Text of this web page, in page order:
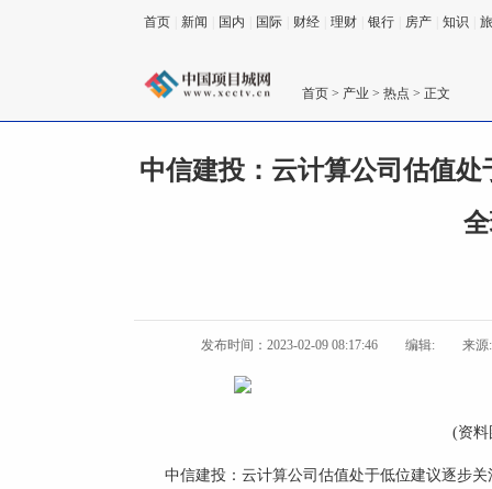
首页 新闻 国内 国际 财经 理财 银行 房产 知识
首页 > 产业 > 热点 > 正文
中信建投：云计算公司估值
发布时间：2023-02-09 08:17:46 编辑: 来源
(资料
中信建投：云计算公司估值处于低位建议逐步关